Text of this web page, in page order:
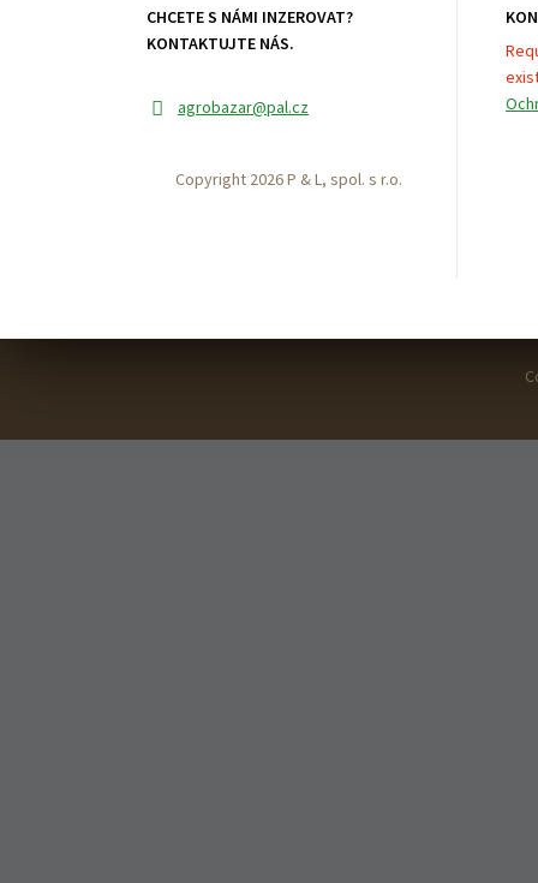
CHCETE S NÁMI INZEROVAT?
KONTAKTUJTE NÁS.
agrobazar@pal.cz
Copyright 2026 P & L, spol. s r.o.